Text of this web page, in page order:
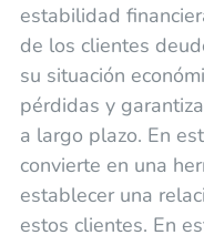
estabilidad
de los clientes
su situación
pérdidas y
a largo plazo. En
convierte en una
establecer una
estos clientes. En